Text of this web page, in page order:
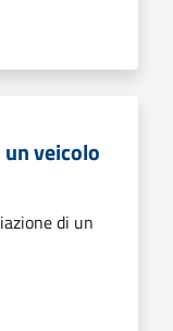
veicolo
di un